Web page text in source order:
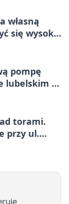
własną
się wysoką
pompę
lubelskim -
torami.
przy ul.